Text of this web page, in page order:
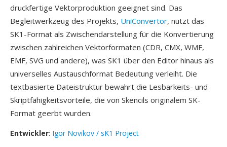
druckfertige Vektorproduktion geeignet sind. Das
Begleitwerkzeug des Projekts, UniConvertor, nutzt das
SK1-Format als Zwischendarstellung für die Konvertierung
zwischen zahlreichen Vektorformaten (CDR, CMX, WMF,
EMF, SVG und andere), was SK1 über den Editor hinaus als
universelles Austauschformat Bedeutung verleiht. Die
textbasierte Dateistruktur bewahrt die Lesbarkeits- und
Skriptfähigkeitsvorteile, die von Skencils originalem SK-
Format geerbt wurden.
Entwickler: Igor Novikov / sK1 Project